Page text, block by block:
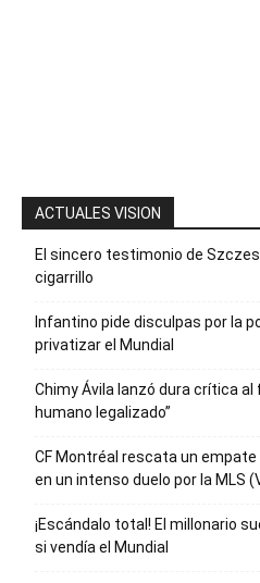
ACTUALES VISION
El sincero testimonio de
cigarrillo
Infantino pide disculpas por la
privatizar el Mundial
Chimy Ávila lanzó dura crítica
humano legalizado”
CF Montréal rescata un
en un intenso duelo por la MLS
¡Escándalo total! El millonario
si vendía el Mundial